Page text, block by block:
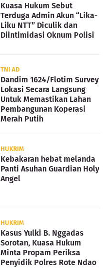
Kuasa Hukum Sebut
Terduga Admin Akun “Lika-
Liku NTT” Diculik dan
Diintimidasi Oknum Polisi
TNI AD
Dandim 1624/Flotim Survey
Lokasi Secara Langsung
Untuk Memastikan Lahan
Pembangunan Koperasi
Merah Putih
HUKRIM
Kebakaran hebat melanda
Panti Asuhan Guardian Holy
Angel
HUKRIM
Kasus Yulki B. Nggadas
Sorotan, Kuasa Hukum
Minta Propam Periksa
Penyidik Polres Rote Ndao